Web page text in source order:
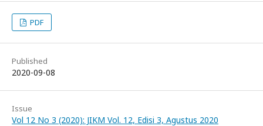
PDF
Published
2020-09-08
Issue
Vol 12 No 3 (2020): JIKM Vol. 12, Edisi 3, Agustus 2020